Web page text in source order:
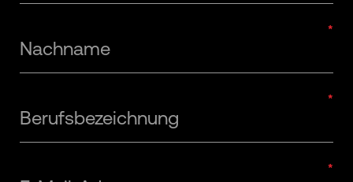
Nachname
Berufsbezeichnung